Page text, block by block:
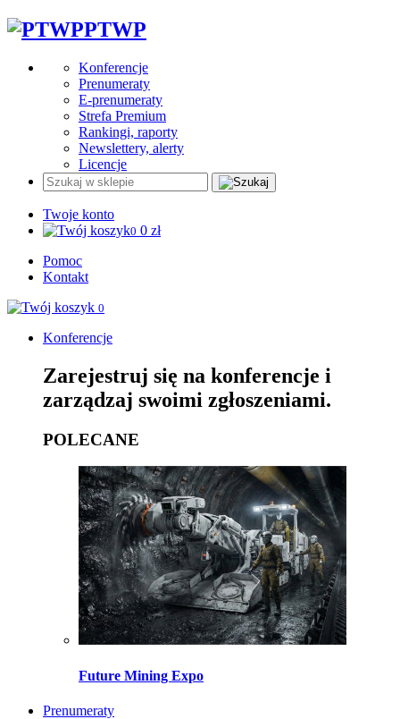
PTWP
Konferencje
Prenumeraty
E-prenumeraty
Strefa Premium
Rankingi, raporty
Newslettery, alerty
Licencje
Twoje konto
0 0 zł
Pomoc
Kontakt
0
Konferencje
Zarejestruj się na konferencje i
zarządzaj swoimi zgłoszeniami.
POLECANE
Future Mining Expo
Prenumeraty